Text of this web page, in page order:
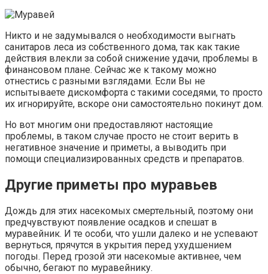
Никто и не задумывался о необходимости выгнать
санитаров леса из собственного дома, так как такие
действия влекли за собой снижение удачи, проблемы в
финансовом плане. Сейчас же к такому можно
отнестись с разными взглядами. Если Вы не
испытываете дискомфорта с такими соседями, то просто
их игнорируйте, вскоре они самостоятельно покинут дом.
Но вот многим они предоставляют настоящие
проблемы, в таком случае просто не стоит верить в
негативное значение и приметы, а выводить при
помощи специализированных средств и препаратов.
Другие приметы про муравьев
Дождь для этих насекомых смертельный, поэтому они
предчувствуют появление осадков и спешат в
муравейник. И те особи, что ушли далеко и не успевают
вернуться, прячутся в укрытия перед ухудшением
погоды. Перед грозой эти насекомые активнее, чем
обычно, бегают по муравейнику.